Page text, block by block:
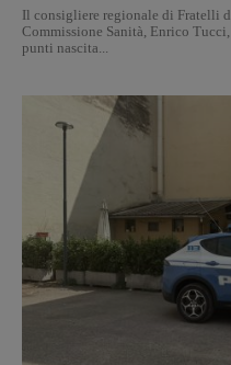
Il consigliere regionale di Fratelli
Commissione Sanità, Enrico
punti nascita...